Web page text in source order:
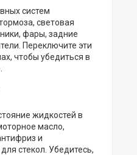
систем
световая
фары, задние
Переключите эти
чтобы убедиться в
жидкостей в
масло,
и
стекол. Убедитесь,